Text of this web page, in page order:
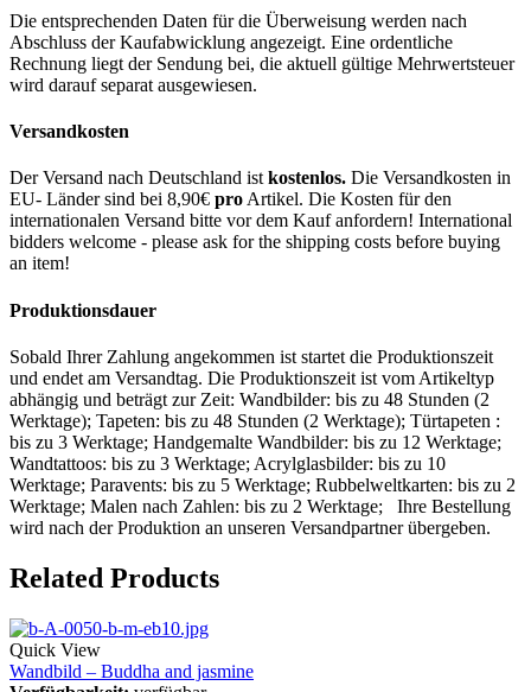
Die entsprechenden Daten für die Überweisung werden nach
Abschluss der Kaufabwicklung angezeigt. Eine ordentliche
Rechnung liegt der Sendung bei, die aktuell gültige Mehrwertsteuer
wird darauf separat ausgewiesen.
Versandkosten
Der Versand nach Deutschland ist kostenlos. Die Versandkosten in
EU- Länder sind bei 8,90€ pro Artikel. Die Kosten für den
internationalen Versand bitte vor dem Kauf anfordern! International
bidders welcome - please ask for the shipping costs before buying
an item!
Produktionsdauer
Sobald Ihrer Zahlung angekommen ist startet die Produktionszeit
und endet am Versandtag. Die Produktionszeit ist vom Artikeltyp
abhängig und beträgt zur Zeit: Wandbilder: bis zu 48 Stunden (2
Werktage); Tapeten: bis zu 48 Stunden (2 Werktage); Türtapeten :
bis zu 3 Werktage; Handgemalte Wandbilder: bis zu 12 Werktage;
Wandtattoos: bis zu 3 Werktage; Acrylglasbilder: bis zu 10
Werktage; Paravents: bis zu 5 Werktage; Rubbelweltkarten: bis zu 2
Werktage; Malen nach Zahlen: bis zu 2 Werktage; Ihre Bestellung
wird nach der Produktion an unseren Versandpartner übergeben.
Related Products
Quick View
Wandbild – Buddha and jasmine